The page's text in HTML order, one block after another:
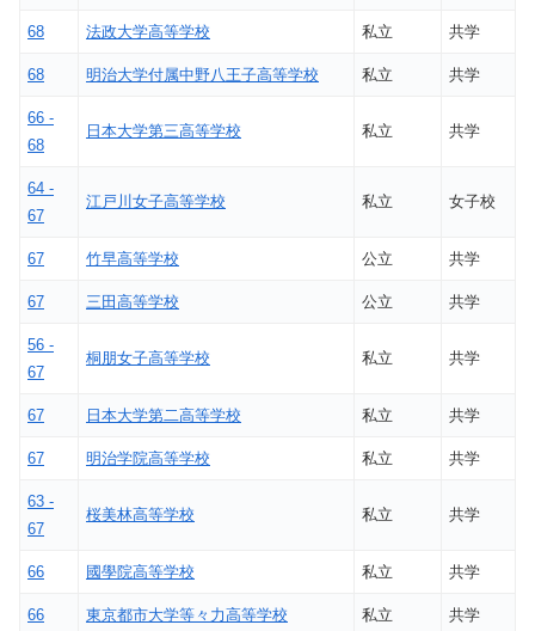
68 法政大学高等学校 私立 共学
68 明治大学付属中野八王子高等学校 私立 共学
66 -
68
日本大学第三高等学校 私立 共学
64 -
67
江戸川女子高等学校 私立 女子校
67 竹早高等学校 公立 共学
67 三田高等学校 公立 共学
56 -
67
桐朋女子高等学校 私立 共学
67 日本大学第二高等学校 私立 共学
67 明治学院高等学校 私立 共学
63 -
67
桜美林高等学校 私立 共学
66 國學院高等学校 私立 共学
66 東京都市大学等々力高等学校 私立 共学